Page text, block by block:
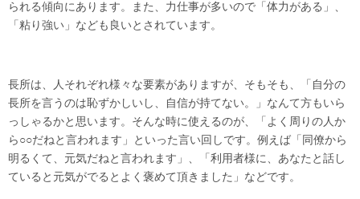
られる傾向にあります。また、力仕事が多いので「体力がある」、
「粘り強い」なども良いとされています。
長所は、人それぞれ様々な要素がありますが、そもそも、「自分の
長所を言うのは恥ずかしいし、自信が持てない。」なんて方もいら
っしゃるかと思います。そんな時に使えるのが、「よく周りの人か
ら○○だねと言われます」といった言い回しです。例えば「同僚から
明るくて、元気だねと言われます」、「利用者様に、あなたと話し
ていると元気がでるとよく褒めて頂きました」などです。